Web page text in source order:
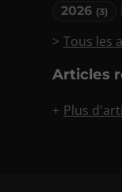
2026 (3)
Tous les
Articles
Plus